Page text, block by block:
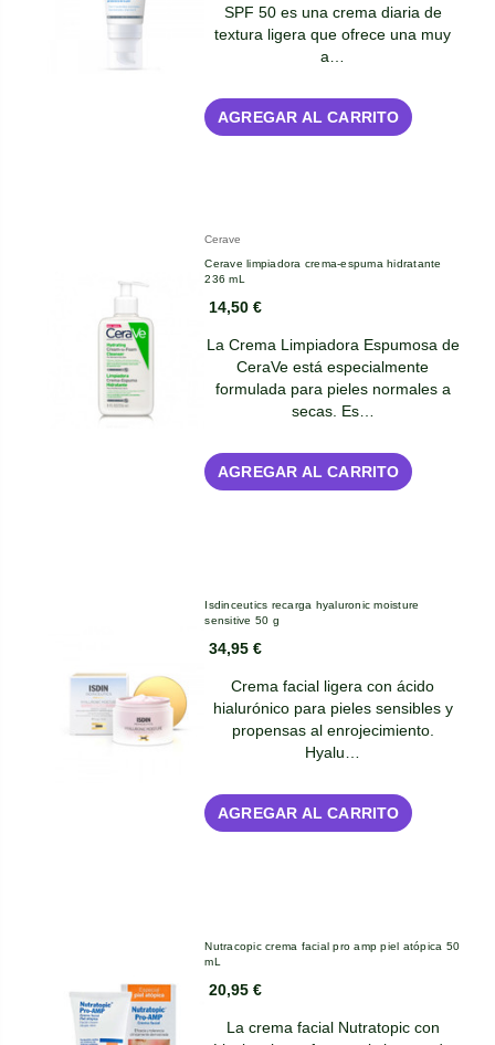
SPF 50 es una crema diaria de
textura ligera que ofrece una muy
a…
AGREGAR AL CARRITO
Cerave
Cerave limpiadora crema-espuma hidratante
236 mL
14,50 €
La Crema Limpiadora Espumosa de
CeraVe está especialmente
formulada para pieles normales a
secas. Es…
AGREGAR AL CARRITO
Isdinceutics recarga hyaluronic moisture
sensitive 50 g
34,95 €
Crema facial ligera con ácido
hialurónico para pieles sensibles y
propensas al enrojecimiento.
Hyalu…
AGREGAR AL CARRITO
Nutracopic crema facial pro amp piel atópica 50
mL
20,95 €
La crema facial Nutratopic con